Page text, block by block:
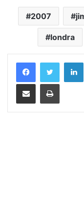
2007
londra
Distribuie prin mail